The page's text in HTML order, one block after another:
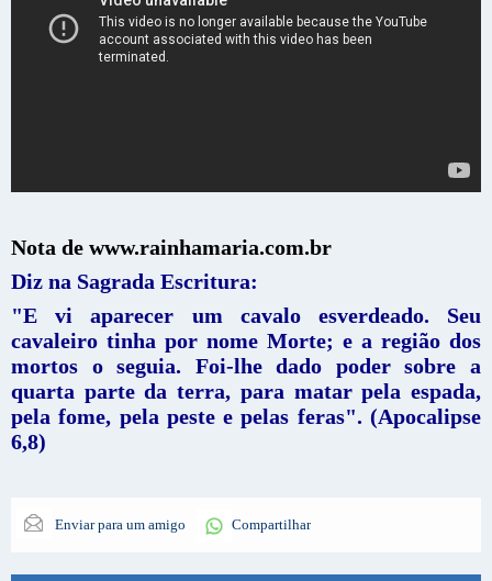
Nota de www.rainhamaria.com.br
Diz na Sagrada Escritura:
"E vi aparecer um cavalo esverdeado. Seu
cavaleiro tinha por nome Morte; e a região dos
mortos o seguia. Foi-lhe dado poder sobre a
quarta parte da terra, para matar pela espada,
pela fome, pela peste e pelas feras". (Apocalipse
6,8)
Enviar para um amigo Compartilhar